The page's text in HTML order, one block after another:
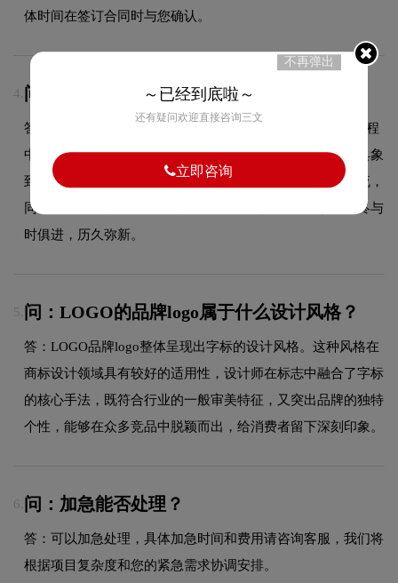
体时间在签订合同时与您确认。
4. 问：LOGO品牌logo有过演变吗？
答：作为商标设计领域的品牌，LOGO的品牌logo在发展过程
中经历了持续优化与迭代，整体呈现出从复杂到简约、从具象
到抽象的现代化演变趋势。每一次更新都紧跟时代审美潮流，
同时保持品牌核心识别元素的延续性，使品牌视觉形象始终与
时俱进，历久弥新。
5. 问：LOGO的品牌logo属于什么设计风格？
答：LOGO品牌logo整体呈现出字标的设计风格。这种风格在
商标设计领域具有较好的适用性，设计师在标志中融合了字标
的核心手法，既符合行业的一般审美特征，又突出品牌的独特
个性，能够在众多竞品中脱颖而出，给消费者留下深刻印象。
6. 问：加急能否处理？
答：可以加急处理，具体加急时间和费用请咨询客服，我们将
根据项目复杂度和您的紧急需求协调安排。
不再弹出
～已经到底啦～
还有疑问欢迎直接咨询三文
立即咨询